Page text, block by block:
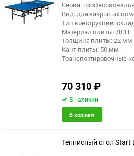
Серия:
Вид: для закрытых
Тип конструкции:
Материал плиты: ДСП
Толщина плиты: 22 мм
Кант плиты: 50 мм
Транспортировочные
70 310₽
В наличии
В корзину
Теннисный стол Start